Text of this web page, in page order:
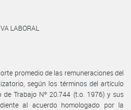
LABORAL
promedio de las remuneraciones del
según los términos del artículo
Trabajo Nº 20.744 (t.o. 1976) y sus
al acuerdo homologado por la